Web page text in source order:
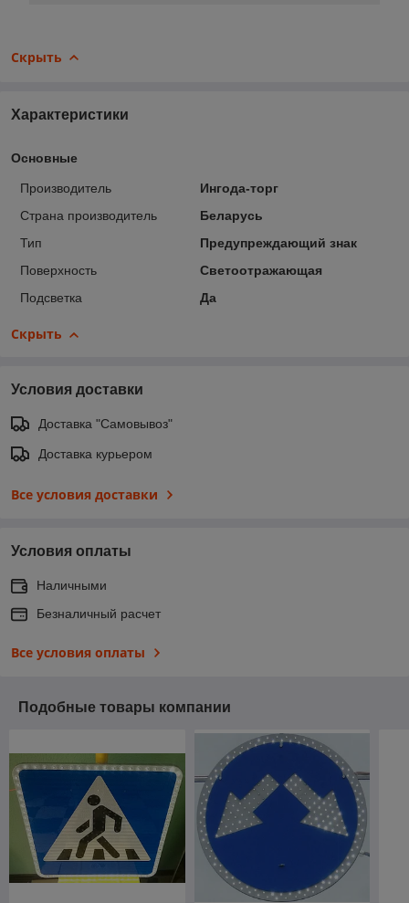
Скрыть
Характеристики
Основные
Производитель
Ингода-торг
Страна производитель
Беларусь
Тип
Предупреждающий знак
Поверхность
Светоотражающая
Подсветка
Да
Скрыть
Условия доставки
Доставка "Самовывоз"
Доставка курьером
Все условия доставки
Условия оплаты
Наличными
Безналичный расчет
Все условия оплаты
Подобные товары компании